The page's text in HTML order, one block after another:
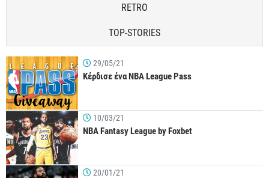
RETRO
TOP-STORIES
29/05/21
Κέρδισε ένα NBA League Pass
10/03/21
NBA Fantasy League by Foxbet
20/01/21